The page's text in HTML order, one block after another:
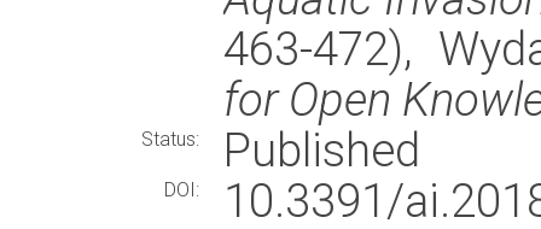
463-472),
for Open
Status: Published
DOI:
10.3391/